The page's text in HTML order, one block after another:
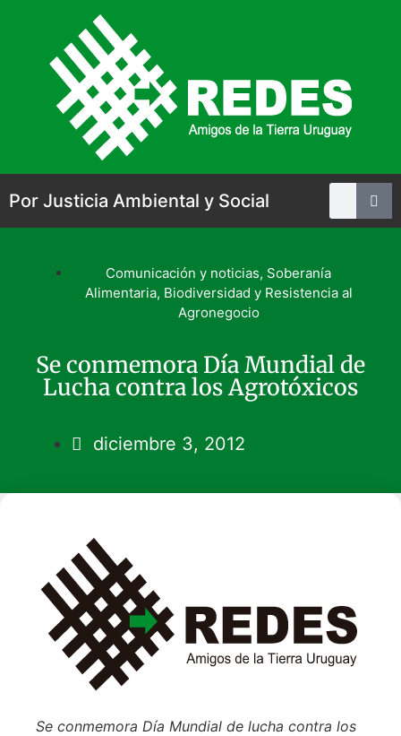
Por Justicia Ambiental y Social
Comunicación y noticias, Soberanía
Alimentaria, Biodiversidad y Resistencia al
Agronegocio
Se conmemora Día Mundial de
Lucha contra los Agrotóxicos
diciembre 3, 2012
Se conmemora Día Mundial de lucha contra los